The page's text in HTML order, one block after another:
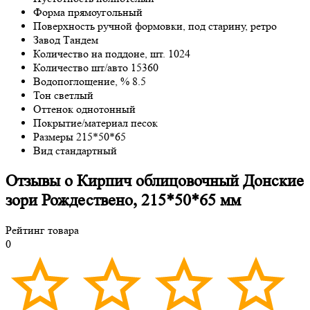
Форма прямоугольный
Поверхность ручной формовки, под старину, ретро
Завод Тандем
Количество на поддоне, шт. 1024
Количество шт/авто 15360
Водопоглощение, % 8.5
Тон светлый
Оттенок однотонный
Покрытие/материал песок
Размеры 215*50*65
Вид стандартный
Отзывы о Кирпич облицовочный Донские
зори Рождествено, 215*50*65 мм
Рейтинг товара
0